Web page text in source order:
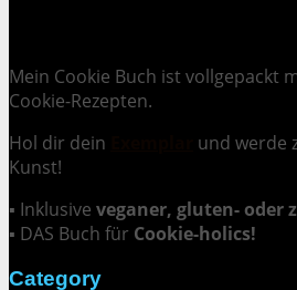
Mein Cookie Buch ist vollgepackt
Cookie-Rezepten.
Hol dir dein
und werde
Kunst!
▪ Inklusive veganer, gluten- oder
▪ DAS Buch für Cookie-holics!
Category